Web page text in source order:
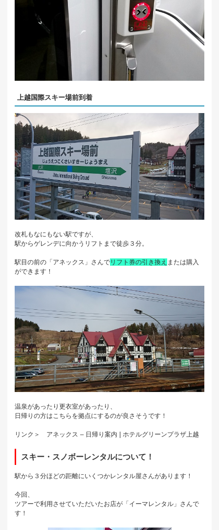
上越国際スキー場前到着
改札もなにもない駅ですが、
駅からゲレンデに向かうリフトまで徒歩３分。
駅目の前の「アネックス」さんで リフト券の引き換え または購入
ができます！
温泉があったり更衣室があったり、
日帰りの方はこちらを拠点にするのが良さそうです！
リンク＞ アネックス – 日帰り案内 | ホテルグリーンプラザ上越
スキー・スノボーレンタルについて！
駅から３分ほどの距離にいくつかレンタル屋さんがあります！
今回、
ツアーで利用させていただいたお店が「イーマレンタル」さんで
す！